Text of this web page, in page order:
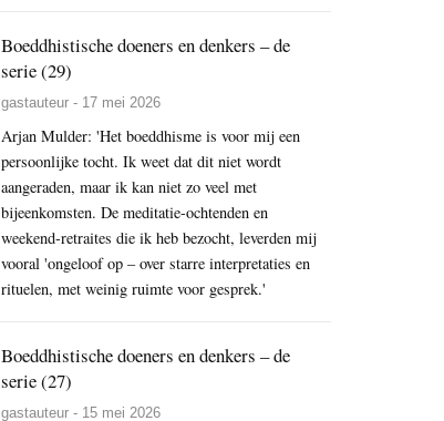
Boeddhistische doeners en denkers – de
serie (29)
gastauteur - 17 mei 2026
Arjan Mulder: 'Het boeddhisme is voor mij een
persoonlijke tocht. Ik weet dat dit niet wordt
aangeraden, maar ik kan niet zo veel met
bijeenkomsten. De meditatie-ochtenden en
weekend-retraites die ik heb bezocht, leverden mij
vooral 'ongeloof op – over starre interpretaties en
rituelen, met weinig ruimte voor gesprek.'
Boeddhistische doeners en denkers – de
serie (27)
gastauteur - 15 mei 2026